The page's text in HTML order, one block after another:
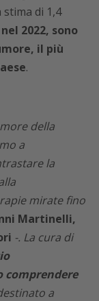
di 1,4
2022, sono
il più
.
della
a
la
mirate fino
Martinelli,
-. La cura di
comprendere
a